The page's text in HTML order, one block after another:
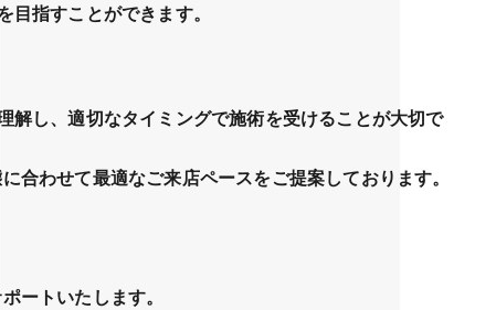
指すことができます。
解し、適切なタイミングで施術を受けることが大切で
わせて最適なご来店ペースをご提案しております。
ートいたします。